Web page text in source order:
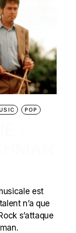
POP
est
n’a que
s’attaque